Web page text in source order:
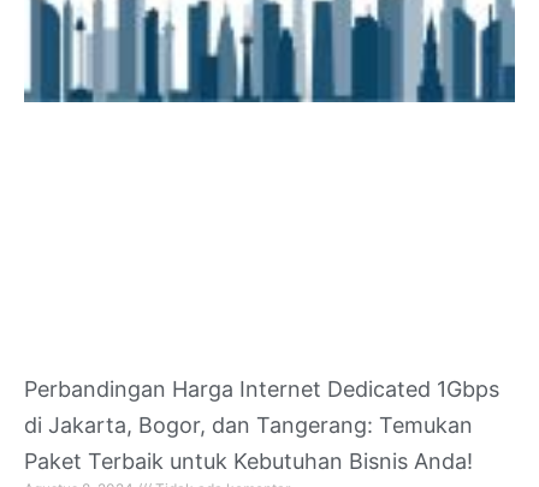
Perbandingan Harga Internet Dedicated 1Gbps
di Jakarta, Bogor, dan Tangerang: Temukan
Paket Terbaik untuk Kebutuhan Bisnis Anda!